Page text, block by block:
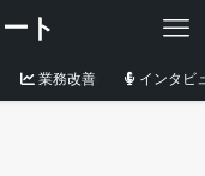
ト
業務改善 インタビ